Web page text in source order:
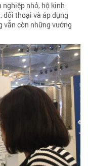
nghiệp nhỏ, hộ kinh
đối thoại và áp dụng
vẫn còn những vướng